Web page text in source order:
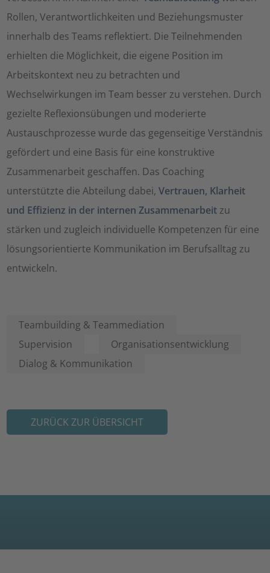
Rollen, Verantwortlichkeiten und Beziehungsmuster
innerhalb des Teams reflektiert. Die Teilnehmenden
erhielten die Möglichkeit, die eigene Position im
Arbeitskontext neu zu betrachten und
Wechselwirkungen im Team besser zu verstehen. Durch
gezielte Reflexionsübungen und moderierte
Austauschprozesse wurde das gegenseitige Verständnis
gefördert und eine Basis für eine konstruktive
Zusammenarbeit geschaffen. Das Coaching
unterstützte die Abteilung dabei,Vertrauen, Klarheit
und Effizienz in der internen Zusammenarbeit zu
stärken und zugleich individuelle Kompetenzen für eine
lösungsorientierte Kommunikation im Berufsalltag zu
entwickeln.
Teambuilding & Teammediation
Supervision
Organisationsentwicklung
Dialog & Kommunikation
ZURÜCK ZUR ÜBERSICHT